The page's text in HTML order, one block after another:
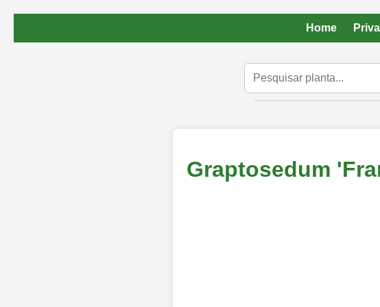
Home
Graptosedum